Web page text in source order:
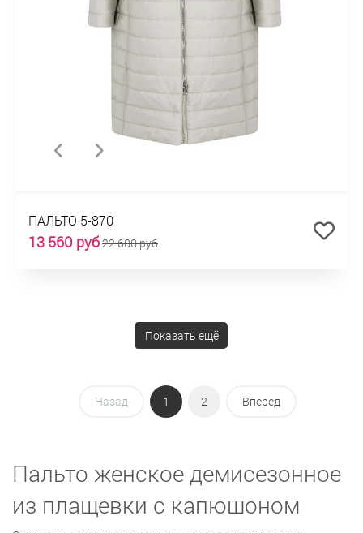
ПАЛЬТО 5-870
13 560 руб22 600 руб
Показать ещё
Назад 1 2 Вперед
Пальто женское демисезонное
из плащевки с капюшоном